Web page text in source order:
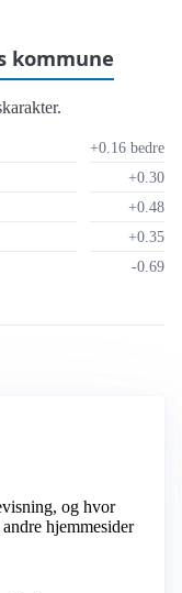
kommune
+0.16 bedre
+0.30
+0.48
+0.35
-0.69
og hvor
hjemmesider